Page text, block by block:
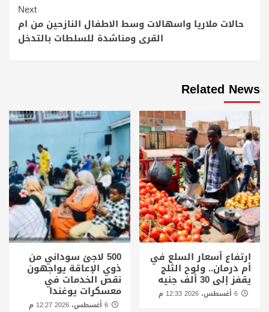
Reading
Next
حالات ملاريا واسهالات وسط الاطفال النازحين من ام
القرى ومناشدة للسلطات بالتدخل
Related News
ارتفاع أسعار السلع في
أم درمان.. ولوح الثلج
يقفز إلى 30 ألف جنيه
500 لاجئ سوداني من
ذوي الإعاقة يواجهون
نقص الخدمات في
معسكرات يوغندا
6 أغسطس، 2026 12:27 م